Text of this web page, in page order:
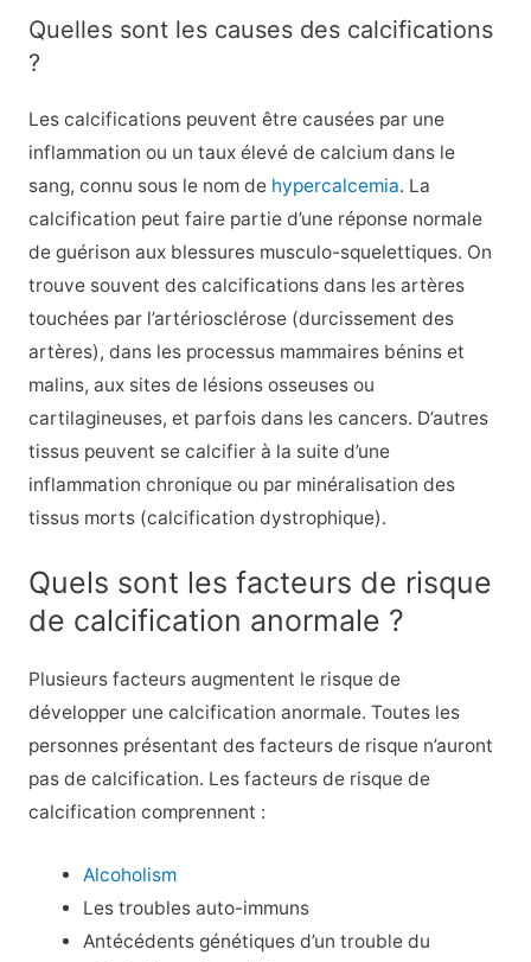
Quelles sont les causes des calcifications
?
Les calcifications peuvent être causées par une
inflammation ou un taux élevé de calcium dans le
sang, connu sous le nom de hypercalcemia. La
calcification peut faire partie d’une réponse normale
de guérison aux blessures musculo-squelettiques. On
trouve souvent des calcifications dans les artères
touchées par l’artériosclérose (durcissement des
artères), dans les processus mammaires bénins et
malins, aux sites de lésions osseuses ou
cartilagineuses, et parfois dans les cancers. D’autres
tissus peuvent se calcifier à la suite d’une
inflammation chronique ou par minéralisation des
tissus morts (calcification dystrophique).
Quels sont les facteurs de risque
de calcification anormale ?
Plusieurs facteurs augmentent le risque de
développer une calcification anormale. Toutes les
personnes présentant des facteurs de risque n’auront
pas de calcification. Les facteurs de risque de
calcification comprennent :
Alcoholism
Les troubles auto-immuns
Antécédents génétiques d’un trouble du